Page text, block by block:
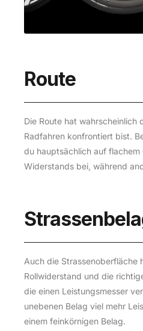
Route
Die Route hat
Radfahren konfrontiert bist.
du hauptsächlich auf
Widerstands bei, während
Auch die Strassenoberfläche
Rollwiderstand und die
die einen Leistungsmesser
unebenen Belag viel mehr
einem feinkörnigen Belag.